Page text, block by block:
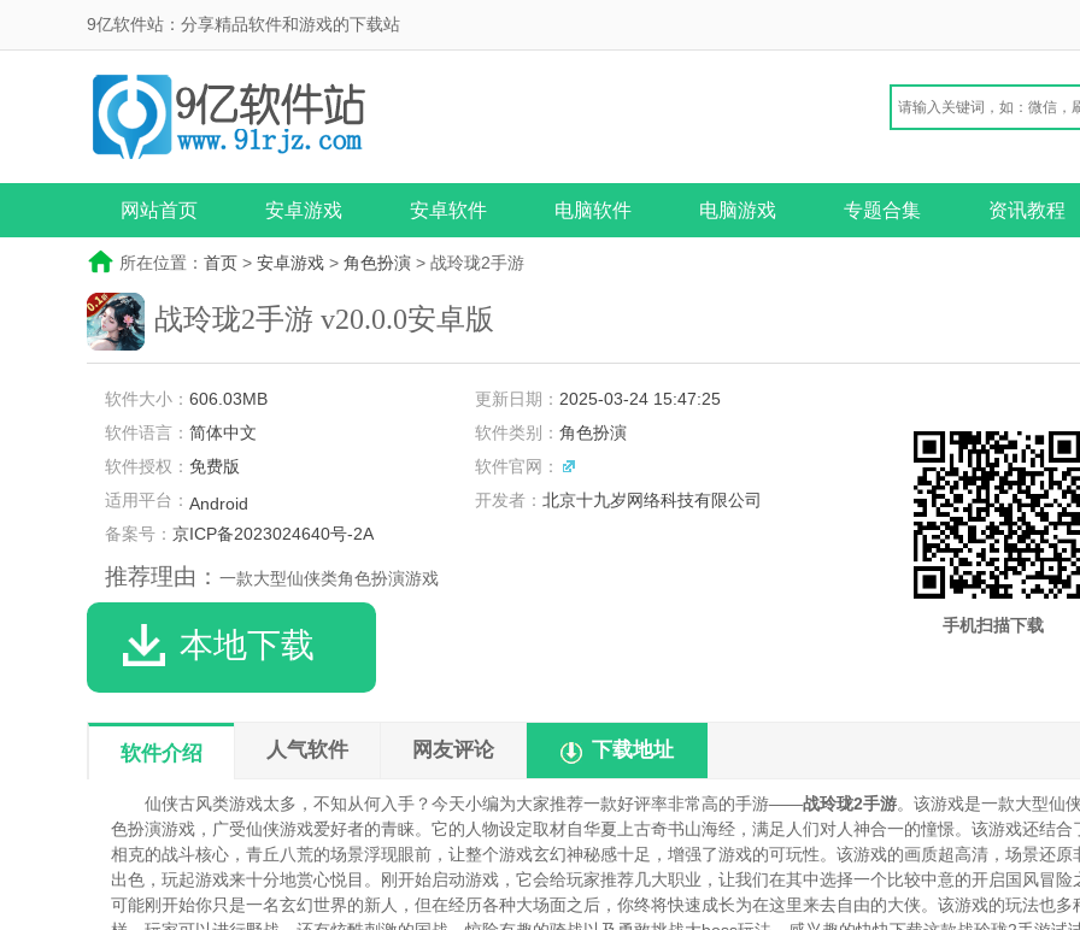
9亿软件站：分享精品软件和游戏的下载站
网站首页 安卓游戏 安卓软件 电脑软件 电脑游戏 专题合集 资讯教程
所在位置： 首页 > 安卓游戏 > 角色扮演 > 战玲珑2手游
战玲珑2手游 v20.0.0安卓版
软件大小： 606.03MB 更新日期： 2025-03-24 15:47:25
软件语言： 简体中文 软件类别： 角色扮演
软件授权： 免费版
软件官网：
适用平台： Android 开发者： 北京十九岁网络科技有限公司
备案号： 京ICP备2023024640号-2A
推荐理由： 一款大型仙侠类角色扮演游戏
本地下载
手机扫描下载
软件介绍 人气软件 网友评论 下载地址
仙侠古风类游戏太多，不知从何入手？今天小编为大家推荐一款好评率非常高的手游——战玲珑2手游。该游戏是一款大型仙
色扮演游戏，广受仙侠游戏爱好者的青睐。它的人物设定取材自华夏上古奇书山海经，满足人们对人神合一的憧憬。该游戏还结合
相克的战斗核心，青丘八荒的场景浮现眼前，让整个游戏玄幻神秘感十足，增强了游戏的可玩性。该游戏的画质超高清，场景还原
出色，玩起游戏来十分地赏心悦目。刚开始启动游戏，它会给玩家推荐几大职业，让我们在其中选择一个比较中意的开启国风冒险
可能刚开始你只是一名玄幻世界的新人，但在经历各种大场面之后，你终将快速成长为在这里来去自由的大侠。该游戏的玩法也多